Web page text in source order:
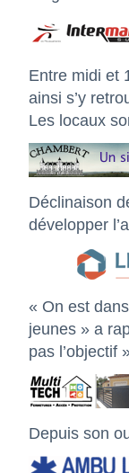
Entre midi et
ainsi s’y
Les locaux
Déclinaison
développer
« On est
jeunes » a
pas l’objectif
Depuis son